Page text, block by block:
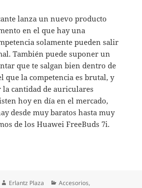
lanza un nuevo producto
en el que hay una
solamente pueden salir
También puede suponer un
que te salgan bien dentro de
que la competencia es brutal, y
cantidad de auriculares
hoy en día en el mercado,
desde muy baratos hasta muy
de los Huawei FreeBuds 7i.
FreeBuds 7i, cuando la calidad y
Autor
Erlantz Plaza Categorías
Accesorios,